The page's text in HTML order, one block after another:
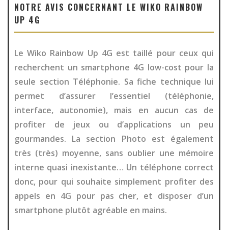
NOTRE AVIS CONCERNANT LE WIKO RAINBOW
UP 4G
Le Wiko Rainbow Up 4G est taillé pour ceux qui
recherchent un smartphone 4G low-cost pour la
seule section Téléphonie. Sa fiche technique lui
permet d’assurer l’essentiel (téléphonie,
interface, autonomie), mais en aucun cas de
profiter de jeux ou d’applications un peu
gourmandes. La section Photo est également
très (très) moyenne, sans oublier une mémoire
interne quasi inexistante… Un téléphone correct
donc, pour qui souhaite simplement profiter des
appels en 4G pour pas cher, et disposer d’un
smartphone plutôt agréable en mains.